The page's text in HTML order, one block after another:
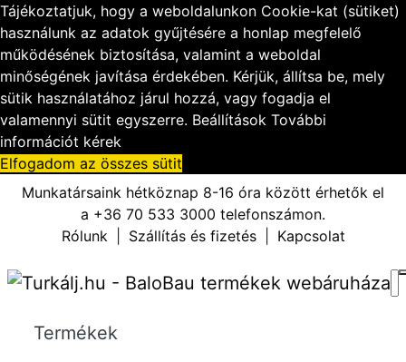
Tájékoztatjuk, hogy a weboldalunkon Cookie-kat (sütiket)
használunk az adatok gyűjtésére a honlap megfelelő
működésének biztosítása, valamint a weboldal
minőségének javítása érdekében. Kérjük, állítsa be, mely
sütik használatához járul hozzá, vagy fogadja el
valamennyi sütit egyszerre. Beállítások További
információt kérek
Elfogadom az összes sütit
Munkatársaink hétköznap 8-16 óra között érhetők el
a +36 70 533 3000 telefonszámon.
Rólunk
Szállítás és fizetés Kapcsolat
Termékek